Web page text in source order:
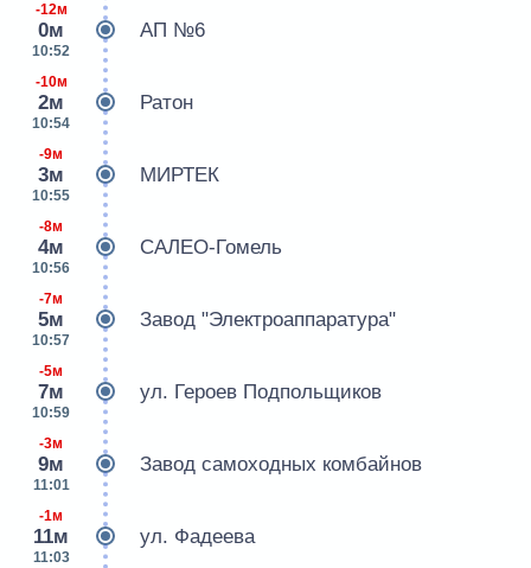
-12м
0м
10:52
АП №6
-10м
2м
10:54
Ратон
-9м
3м
10:55
МИРТЕК
-8м
4м
10:56
САЛЕО-Гомель
-7м
5м
10:57
Завод "Электроаппаратура"
-5м
7м
10:59
ул. Героев Подпольщиков
-3м
9м
11:01
Завод самоходных комбайнов
-1м
11м
11:03
ул. Фадеева